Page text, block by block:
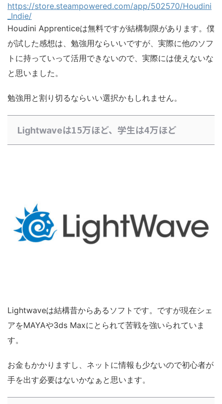
https://store.steampowered.com/app/502570/Houdini
_Indie/
Houdini Apprenticeは無料ですが結構制限があります。僕
が試した感想は、勉強用ならいいですが、実際に他のソフ
トに持っていって活用できないので、実際には使えないな
と思いました。
勉強用と割り切るならいい選択かもしれません。
Lightwaveは15万ほど、学生は4万ほど
Lightwaveは結構昔からあるソフトです。ですが現在シェ
アをMAYAや3ds Maxにとられて苦戦を強いられていま
す。
お金もかかりますし、ネットに情報も少ないので初心者が
手を出す必要はないかなぁと思います。